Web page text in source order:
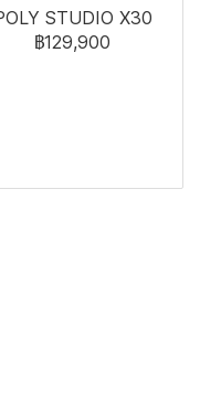
STUDIO X30
฿129,900